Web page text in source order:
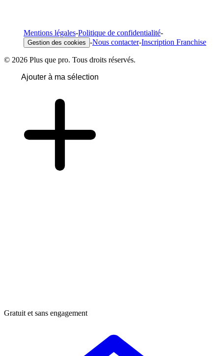
Mentions légales-Politique de confidentialité-
Gestion des cookies -Nous contacter-Inscription Franchise
© 2026 Plus que pro. Tous droits réservés.
Ajouter à ma sélection
Gratuit et sans engagement